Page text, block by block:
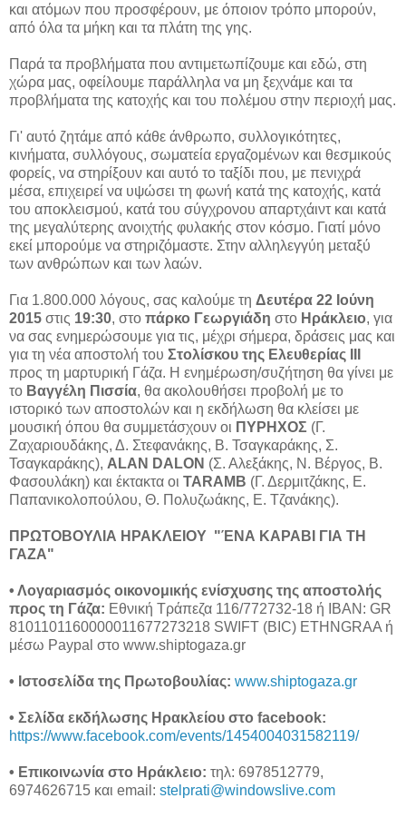
και ατόμων που προσφέρουν, με όποιον τρόπο μπορούν,
από όλα τα μήκη και τα πλάτη της γης.
Παρά τα προβλήματα που αντιμετωπίζουμε και εδώ, στη
χώρα μας, οφείλουμε παράλληλα να μη ξεχνάμε και τα
προβλήματα της κατοχής και του πολέμου στην περιοχή μας.
Γι' αυτό ζητάμε από κάθε άνθρωπο, συλλογικότητες,
κινήματα, συλλόγους, σωματεία εργαζομένων και θεσμικούς
φορείς, να στηρίξουν και αυτό το ταξίδι που, με πενιχρά
μέσα, επιχειρεί να υψώσει τη φωνή κατά της κατοχής, κατά
του αποκλεισμού, κατά του σύγχρονου απαρτχάιντ και κατά
της μεγαλύτερης ανοιχτής φυλακής στον κόσμο. Γιατί μόνο
εκεί μπορούμε να στηριζόμαστε. Στην αλληλεγγύη μεταξύ
των ανθρώπων και των λαών.
Για 1.800.000 λόγους, σας καλούμε τη Δευτέρα 22 Ιούνη
2015 στις 19:30, στο πάρκο Γεωργιάδη στο Ηράκλειο, για
να σας ενημερώσουμε για τις, μέχρι σήμερα, δράσεις μας και
για τη νέα αποστολή του Στολίσκου της Ελευθερίας ΙΙΙ
προς τη μαρτυρική Γάζα. Η ενημέρωση/συζήτηση θα γίνει με
το Βαγγέλη Πισσία, θα ακολουθήσει προβολή με το
ιστορικό των αποστολών και η εκδήλωση θα κλείσει με
μουσική όπου θα συμμετάσχουν οι ΠΥΡΗΧΟΣ (Γ.
Ζαχαριουδάκης, Δ. Στεφανάκης, Β. Τσαγκαράκης, Σ.
Τσαγκαράκης), ALAN DALON (Σ. Αλεξάκης, Ν. Βέργος, Β.
Φασουλάκη) και έκτακτα οι TARAMB (Γ. Δερμιτζάκης, Ε.
Παπανικολοπούλου, Θ. Πολυζωάκης, Ε. Τζανάκης).
ΠΡΩΤΟΒΟΥΛΙΑ ΗΡΑΚΛΕΙΟΥ "ΈΝΑ ΚΑΡΑΒΙ ΓΙΑ ΤΗ
ΓΑΖΑ"
• Λογαριασμός οικονομικής ενίσχυσης της αποστολής
προς τη Γάζα: Εθνική Τράπεζα 116/772732-18 ή IBAN: GR
8101101160000011677273218 SWIFT (BIC) ETHNGRAA ή
μέσω Paypal στο www.shiptogaza.gr
• Ιστοσελίδα της Πρωτοβουλίας: www.shiptogaza.gr
• Σελίδα εκδήλωσης Ηρακλείου στο facebook:
https://www.facebook.com/events/1454004031582119/
• Επικοινωνία στο Ηράκλειο: τηλ: 6978512779,
6974626715 και email: stelprati@windowslive.com